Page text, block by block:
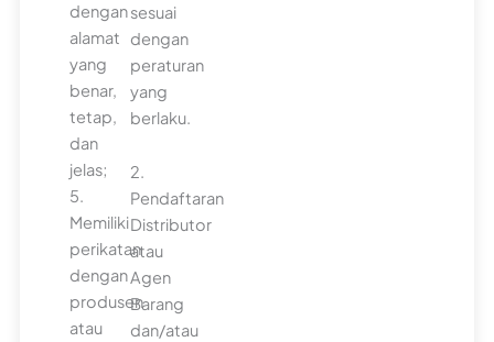
dengan
alamat
yang
benar,
tetap,
dan
jelas;
5.
Memiliki
perikatan
dengan
produsen
atau
sesuai
dengan
peraturan
yang
berlaku.
2.
Pendaftaran
Distributor
atau
Agen
Barang
dan/atau